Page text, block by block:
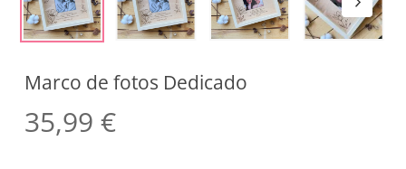
Marco de fotos Dedicado
35,99 €